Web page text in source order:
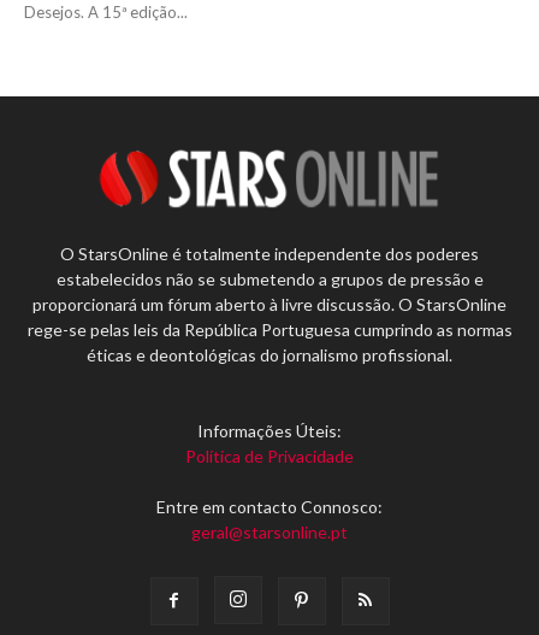
Desejos. A 15ª edição...
O StarsOnline é totalmente independente dos poderes
estabelecidos não se submetendo a grupos de pressão e
proporcionará um fórum aberto à livre discussão. O StarsOnline
rege-se pelas leis da República Portuguesa cumprindo as normas
éticas e deontológicas do jornalismo profissional.
Informações Úteis:
Política de Privacidade
Entre em contacto Connosco:
geral@starsonline.pt